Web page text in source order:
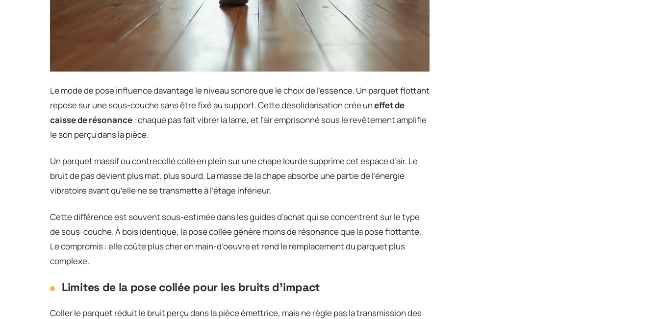
Le mode de pose influence davantage le niveau sonore que le choix de l’essence. Un parquet flottant
repose sur une sous-couche sans être fixé au support. Cette désolidarisation crée uneffet de
caisse de résonance: chaque pas fait vibrer la lame, et l’air emprisonné sous le revêtement amplifie
le son perçu dans la pièce.
Un parquet massif ou contrecollé collé en plein sur une chape lourde supprime cet espace d’air. Le
bruit de pas devient plus mat, plus sourd. La masse de la chape absorbe une partie de l’énergie
vibratoire avant qu’elle ne se transmette à l’étage inférieur.
Cette différence est souvent sous-estimée dans les guides d’achat qui se concentrent sur le type
de sous-couche. À bois identique, la pose collée génère moins de résonance que la pose flottante.
Le compromis : elle coûte plus cher en main-d’oeuvre et rend le remplacement du parquet plus
complexe.
Limites de la pose collée pour les bruits d’impact
Coller le parquet réduit le bruit perçu dans la pièce émettrice, mais ne règle pas la transmission des